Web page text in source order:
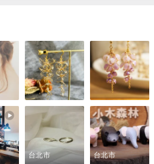
台北市 台北市